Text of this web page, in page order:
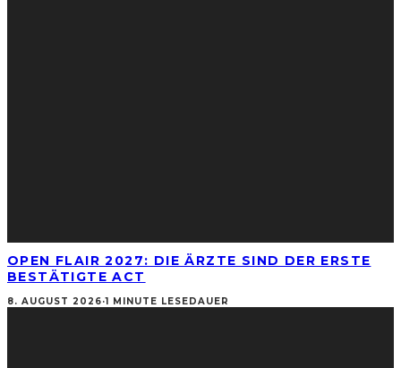
OPEN FLAIR 2027: DIE ÄRZTE SIND DER ERSTE
BESTÄTIGTE ACT
8. AUGUST 2026·1 MINUTE LESEDAUER